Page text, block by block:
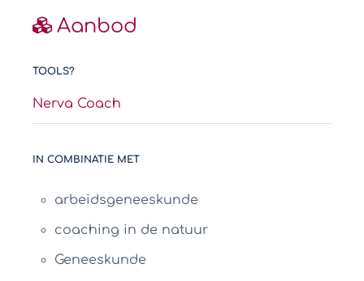
Aanbod
TOOLS?
Nerva Coach
IN COMBINATIE MET
arbeidsgeneeskunde
coaching in de natuur
Geneeskunde